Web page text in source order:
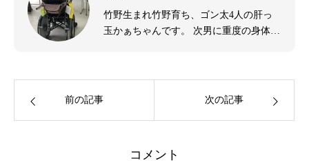
竹野生まれ竹野育ち、ゴン太4人の肝っ
玉かぁちゃんです。 次男に重度の身体と
います。
前の記事 次の記事
コメント